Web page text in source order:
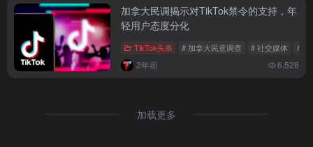
加拿大民调揭示对TikTok禁令的支持，年
轻用户态度分化
TikTok头条 # 加拿大民意调查 # 社交媒体 #
2年前 6,528
加载更多